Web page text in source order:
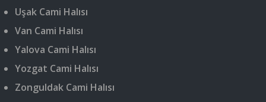
Uşak Cami Halısı
Van Cami Halısı
Yalova Cami Halısı
Yozgat Cami Halısı
Zonguldak Cami Halısı